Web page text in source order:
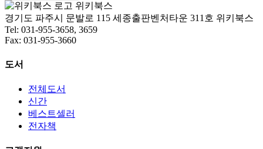
위키북스
경기도 파주시 문발로 115 세종출판벤처타운 311호 위키북스
Tel: 031-955-3658, 3659
Fax: 031-955-3660
도서
전체도서
신간
베스트셀러
전자책